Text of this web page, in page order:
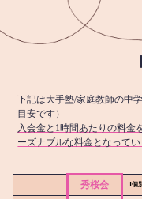
下記は大手塾/家庭教師の中
目安です）
入会金と1時間あたりの料金
ーズナブルな料金となってい
秀桜会 I個